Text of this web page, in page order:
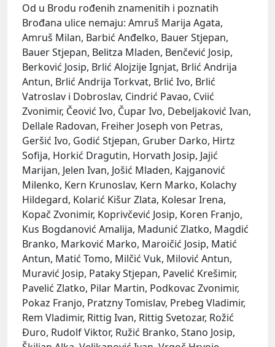
Od u Brodu rođenih znamenitih i poznatih
Brođana ulice nemaju: Amruš Marija Agata,
Amruš Milan, Barbić Anđelko, Bauer Stjepan,
Bauer Stjepan, Belitza Mladen, Benčević Josip,
Berković Josip, Brlić Alojzije Ignjat, Brlić Andrija
Antun, Brlić Andrija Torkvat, Brlić Ivo, Brlić
Vatroslav i Dobroslav, Cindrić Pavao, Cviić
Zvonimir, Čeović Ivo, Čupar Ivo, Debeljaković Ivan,
Dellale Radovan, Freiher Joseph von Petras,
Geršić Ivo, Godić Stjepan, Gruber Darko, Hirtz
Sofija, Horkić Dragutin, Horvath Josip, Jajić
Marijan, Jelen Ivan, Jošić Mladen, Kajganović
Milenko, Kern Krunoslav, Kern Marko, Kolachy
Hildegard, Kolarić Kišur Zlata, Kolesar Irena,
Kopač Zvonimir, Koprivčević Josip, Koren Franjo,
Kus Bogdanović Amalija, Madunić Zlatko, Magdić
Branko, Marković Marko, Maroičić Josip, Matić
Antun, Matić Tomo, Milčić Vuk, Milović Antun,
Muravić Josip, Pataky Stjepan, Pavelić Krešimir,
Pavelić Zlatko, Pilar Martin, Podkovac Zvonimir,
Pokaz Franjo, Pratzny Tomislav, Prebeg Vladimir,
Rem Vladimir, Rittig Ivan, Rittig Svetozar, Rožić
Đuro, Rudolf Viktor, Ružić Branko, Stano Josip,